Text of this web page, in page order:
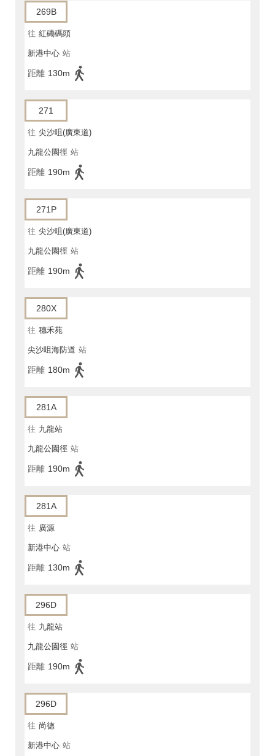
269B
往 紅磡碼頭
新港中心 站
距離 130m
271
往 尖沙咀(廣東道)
九龍公園徑 站
距離 190m
271P
往 尖沙咀(廣東道)
九龍公園徑 站
距離 190m
280X
往 穗禾苑
尖沙咀海防道 站
距離 180m
281A
往 九龍站
九龍公園徑 站
距離 190m
281A
往 廣源
新港中心 站
距離 130m
296D
往 九龍站
九龍公園徑 站
距離 190m
296D
往 尚德
新港中心 站